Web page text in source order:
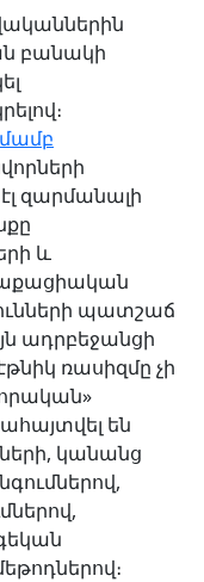
բանակի
զարմանալի
և
պատշաճ
ադրբեջանցի
ռասիզմը չի
են
կանանց